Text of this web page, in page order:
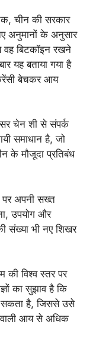
चीन की सरकार
अनुमानों के अनुसार
बिटकॉइन रखने
यह बताया गया है
बेचकर आय
चेन शी से संपर्क
समाधान है, जो
के मौजूदा प्रतिबंध
पर अपनी सख्त
उपयोग और
संख्या भी नए शिखर
विश्व स्तर पर
का सुझाव है कि
सकता है, जिससे उसे
वाली आय से अधिक